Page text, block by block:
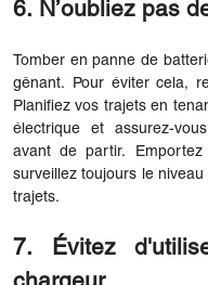
6. N’oubliez pas
Tomber en panne de
gênant. Pour éviter cela,
Planifiez vos trajets en
électrique et assurez-
avant de partir.
surveillez toujours le
trajets.
7. Évitez